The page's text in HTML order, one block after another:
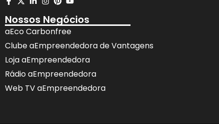
Nossos Negócios
aEco Carbonfree
Clube aEmpreendedora de Vantagens
Loja aEmpreendedora
Rádio aEmpreendedora
Web TV aEmpreendedora